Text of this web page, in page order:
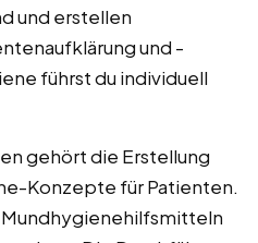
und erstellen
und -
führst du individuell
gehört die Erstellung
Konzepte für Patienten.
Mundhygienehilfsmitteln